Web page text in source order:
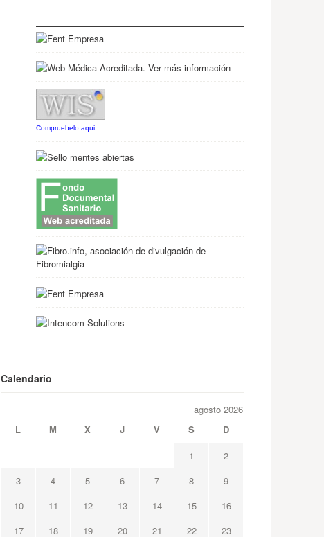
Compruebelo aqui
Calendario
agosto 2026
L
M X J V S
D
1
2
3
4 5 6 7 8
9
10
11 12 13 14 15
16
17
18 19 20 21 22 23